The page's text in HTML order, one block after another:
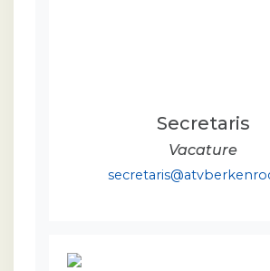
Secretaris
Vacature